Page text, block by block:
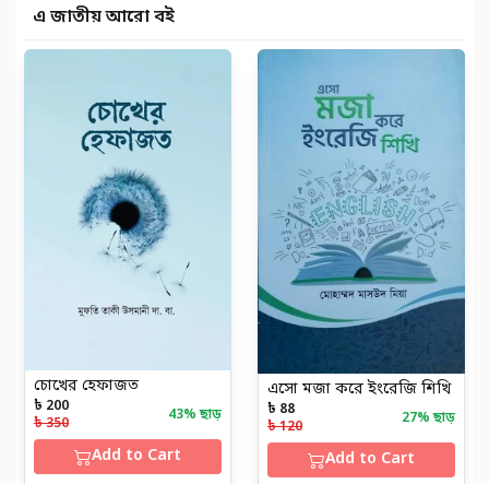
এ জাতীয় আরো বই
চোখের হেফাজত
৳ 200
৳ 350
43% ছাড়
Add to Cart
এসো মজা করে ইংরেজি শিখি
৳ 88
৳ 120
27% ছাড়
Add to Cart